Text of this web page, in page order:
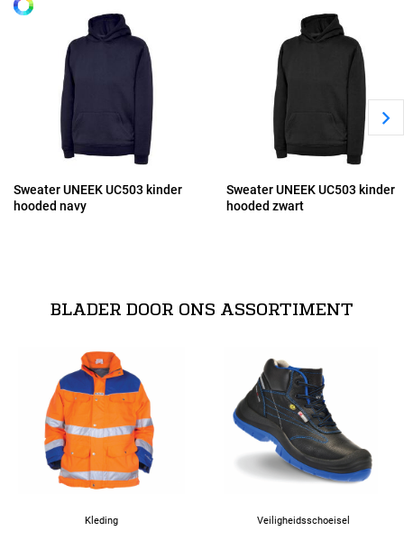
152
Sweater UNEEK UC503 kinder
hooded navy
Sweater UNEEK UC503 kinder
hooded zwart
BLADER DOOR ONS ASSORTIMENT
Kleding Veiligheidsschoeisel